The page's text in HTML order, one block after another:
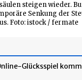
steigen wieder.
Senkung der
Foto: istock / fermate
Glücksspiel